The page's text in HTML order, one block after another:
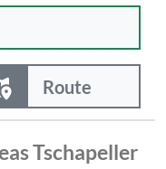
Route
Tschapeller